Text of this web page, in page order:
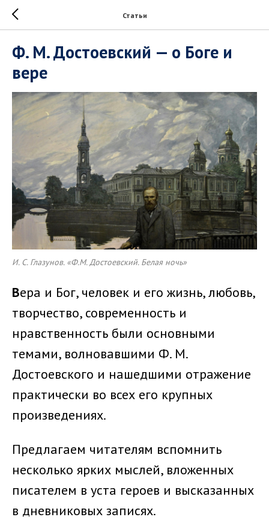
Статьи
Ф. М. Достоевский — о Боге и
вере
И. С. Глазунов. «Ф.М. Достоевский. Белая ночь»
Вера и Бог, человек и его жизнь, любовь,
творчество, современность и
нравственность были основными
темами, волновавшими Ф. М.
Достоевского и нашедшими отражение
практически во всех его крупных
произведениях.
Предлагаем читателям вспомнить
несколько ярких мыслей, вложенных
писателем в уста героев и высказанных
в дневниковых записях.